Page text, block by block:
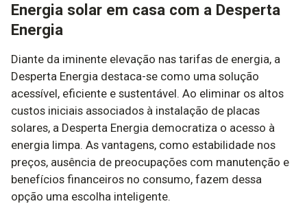
Energia solar em casa com a Desperta
Energia
Diante da iminente elevação nas tarifas de energia, a
Desperta Energia destaca-se como uma solução
acessível, eficiente e sustentável. Ao eliminar os altos
custos iniciais associados à instalação de placas
solares, a Desperta Energia democratiza o acesso à
energia limpa. As vantagens, como estabilidade nos
preços, ausência de preocupações com manutenção e
benefícios financeiros no consumo, fazem dessa
opção uma escolha inteligente.